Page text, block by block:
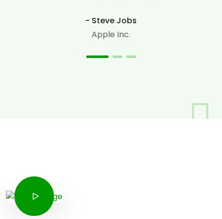
- Steve Jobs
Apple Inc.